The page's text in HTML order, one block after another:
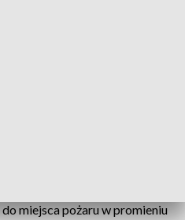
miejsca pożaru w promieniu